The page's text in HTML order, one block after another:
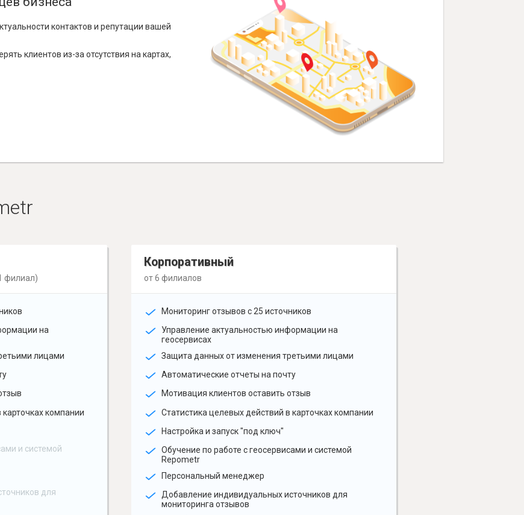
контактов и репутации вашей
клиентов из-за отсутствия на картах,
филиал)
на
лицами
компании
и системой
для
Корпоративный
от 6 филиалов
Мониторинг отзывов с 25 источников
Управление актуальностью информации на
геосервисах
Защита данных от изменения третьими лицами
Автоматические отчеты на почту
Мотивация клиентов оставить отзыв
Статистика целевых действий в карточках компании
Настройка и запуск "под ключ"
Обучение по работе с геосервисами и системой
Repometr
Персональный менеджер
Добавление индивидуальных источников для
мониторинга отзывов